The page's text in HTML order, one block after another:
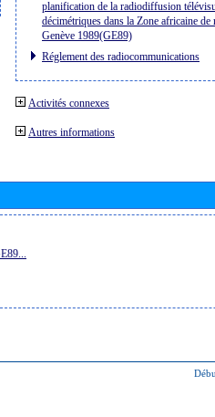
planification de la radiodiffusion
décimétriques dans la Zone africaine
Genève 1989(GE89)
Réglement des radiocommunications
Activités connexes
Autres informations